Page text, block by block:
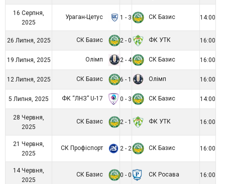
16 Серпня,
2025
Ураган-Цетус 1 - 3 СК Базис 14:00
26 Липня, 2025 СК Базис 2 - 0 ФК УТК 16:00
19 Липня, 2025 Олімп 2 - 4 СК Базис 16:00
12 Липня, 2025 СК Базис 6 - 1 Олімп 16:00
5 Липня, 2025 ФК “ЛНЗ” U-17 0 - 3 СК Базис 14:00
28 Червня,
2025
СК Базис 2 - 1 ФК УТК 16:00
21 Червня,
2025
СК Профіспорт 2 - 2 СК Базис 16:00
14 Червня,
2025
СК Базис 0 - 0 СК Росава 16:00